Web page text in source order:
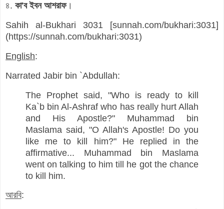
৪. কা'ব ইবন আশরাফ।
Sahih al-Bukhari 3031 [sunnah.com/bukhari:3031]
(https://sunnah.com/bukhari:3031)
English:
Narrated Jabir bin `Abdullah:
The Prophet said, "Who is ready to kill
Ka`b bin Al-Ashraf who has really hurt Allah
and His Apostle?" Muhammad bin
Maslama said, "O Allah's Apostle! Do you
like me to kill him?" He replied in the
affirmative... Muhammad bin Maslama
went on talking to him till he got the chance
to kill him.
আরবি: